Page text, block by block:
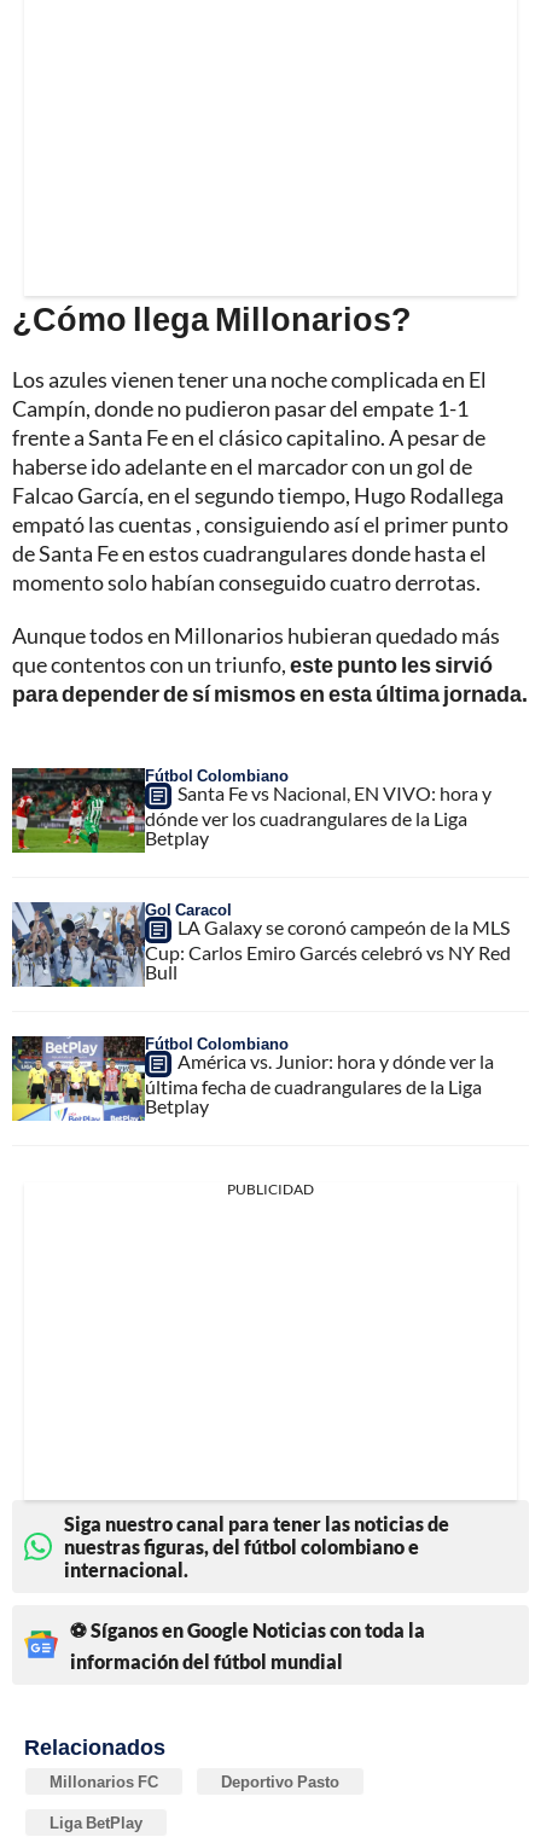
¿Cómo llega Millonarios?
Los azules vienen tener una noche complicada en El
Campín, donde no pudieron pasar del empate 1-1
frente a Santa Fe en el clásico capitalino. A pesar de
haberse ido adelante en el marcador con un gol de
Falcao García, en el segundo tiempo, Hugo Rodallega
empató las cuentas , consiguiendo así el primer punto
de Santa Fe en estos cuadrangulares donde hasta el
momento solo habían conseguido cuatro derrotas.
Aunque todos en Millonarios hubieran quedado más
que contentos con un triunfo,este punto les sirvió
para depender de sí mismos en esta última jornada.
Fútbol Colombiano
Santa Fe vs Nacional, EN VIVO: hora y
dónde ver los cuadrangulares de la Liga
Betplay
Gol Caracol
LA Galaxy se coronó campeón de la MLS
Cup: Carlos Emiro Garcés celebró vs NY Red
Bull
Fútbol Colombiano
América vs. Junior: hora y dónde ver la
última fecha de cuadrangulares de la Liga
Betplay
PUBLICIDAD
Siga nuestro canal para tener las noticias de
nuestras figuras, del fútbol colombiano e
internacional.
⚽ Síganos en Google Noticias con toda la
información del fútbol mundial
Relacionados
Millonarios FC Deportivo Pasto
Liga BetPlay